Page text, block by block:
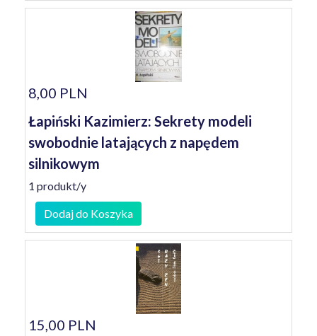
8,00 PLN
Łapiński Kazimierz: Sekrety modeli
swobodnie latających z napędem
silnikowym
1 produkt/y
Dodaj do Koszyka
15,00 PLN